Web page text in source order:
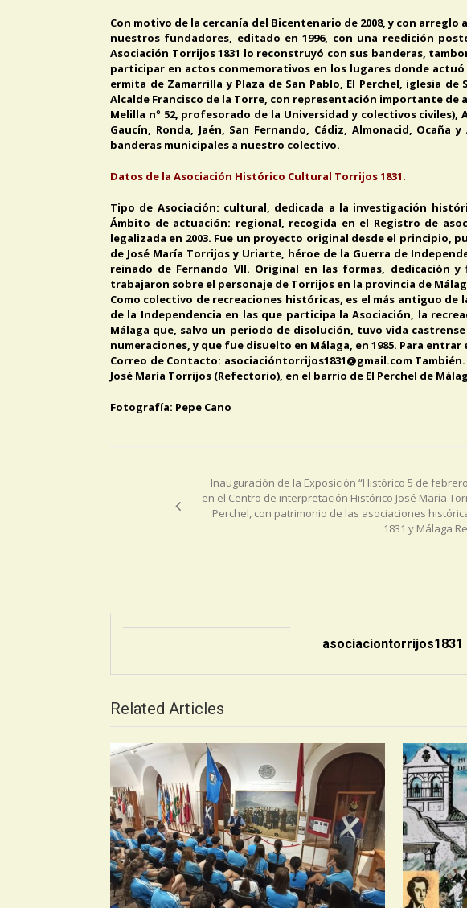
Con motivo de la cercanía del Bicentenario de 2008, y con
nuestros fundadores, editado en 1996, con una reedición
Asociación Torrijos 1831 lo reconstruyó con sus banderas,
participar en actos conmemorativos en los lugares donde
ermita de Zamarrilla y Plaza de San Pablo, El Perchel, iglesia
Alcalde Francisco de la Torre, con representación importante
Melilla nº 52, profesorado de la Universidad y colectivos civiles),
Gaucín, Ronda, Jaén, San Fernando, Cádiz, Almonacid,
banderas municipales a nuestro colectivo.
Datos de la Asociación Histórico Cultural Torrijos 1831.
Tipo de Asociación: cultural, dedicada a la investigación
Ámbito de actuación: regional, recogida en el Registro de
legalizada en 2003. Fue un proyecto original desde el principio,
de José María Torrijos y Uriarte, héroe de la Guerra de
reinado de Fernando VII. Original en las formas, dedicación
trabajaron sobre el personaje de Torrijos en la provincia de
Como colectivo de recreaciones históricas, es el más antiguo de
de la Independencia en las que participa la Asociación, la
Málaga que, salvo un periodo de disolución, tuvo vida
numeraciones, y que fue disuelto en Málaga, en 1985. Para
Correo de Contacto: asociacióntorrijos1831@gmail.com
José María Torrijos (Refectorio), en el barrio de El Perchel de
Fotografía: Pepe Cano
Inauguración de la Exposición “Histórico 5 de
en el Centro de interpretación Histórico José María
Perchel, con patrimonio de las asociaciones
1831 y Málaga
asociaciontorrijos1831
Related Articles